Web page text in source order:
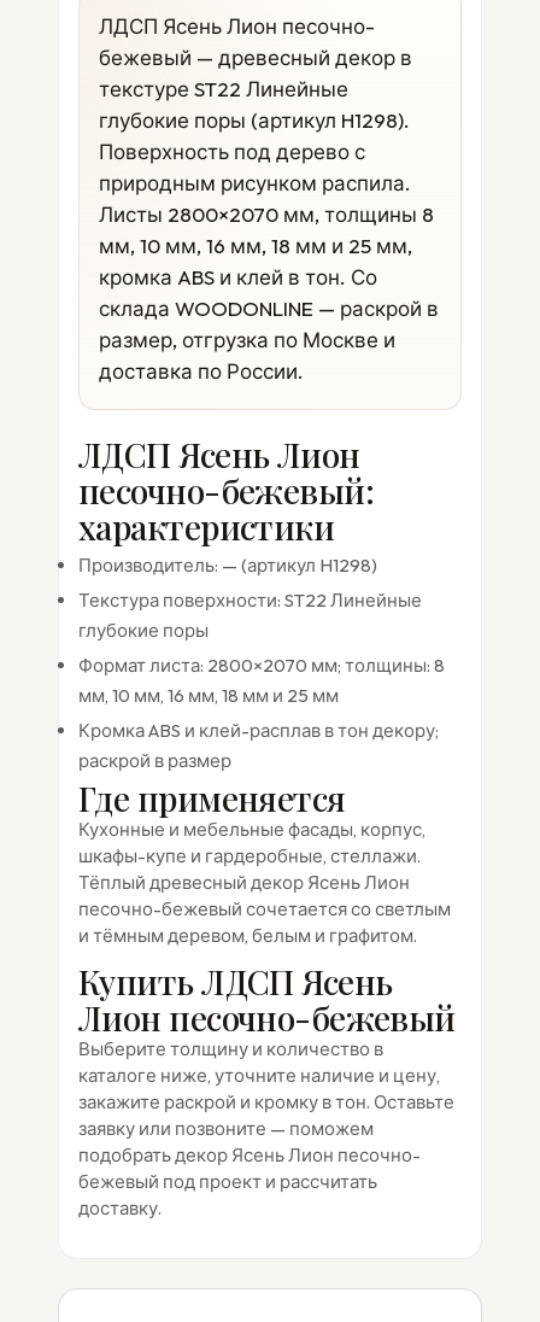
ЛДСП Ясень Лион песочно-
бежевый — древесный декор в
текстуре ST22 Линейные
глубокие поры (артикул H1298).
Поверхность под дерево с
природным рисунком распила.
Листы 2800×2070 мм, толщины 8
мм, 10 мм, 16 мм, 18 мм и 25 мм,
кромка ABS и клей в тон. Со
склада WOODONLINE — раскрой в
размер, отгрузка по Москве и
доставка по России.
ЛДСП Ясень Лион
песочно-бежевый:
характеристики
Производитель: — (артикул H1298)
Текстура поверхности: ST22 Линейные
глубокие поры
Формат листа: 2800×2070 мм; толщины: 8
мм, 10 мм, 16 мм, 18 мм и 25 мм
Кромка ABS и клей-расплав в тон декору;
раскрой в размер
Где применяется
Кухонные и мебельные фасады, корпус,
шкафы-купе и гардеробные, стеллажи.
Тёплый древесный декор Ясень Лион
песочно-бежевый сочетается со светлым
и тёмным деревом, белым и графитом.
Купить ЛДСП Ясень
Лион песочно-бежевый
Выберите толщину и количество в
каталоге ниже, уточните наличие и цену,
закажите раскрой и кромку в тон. Оставьте
заявку или позвоните — поможем
подобрать декор Ясень Лион песочно-
бежевый под проект и рассчитать
доставку.